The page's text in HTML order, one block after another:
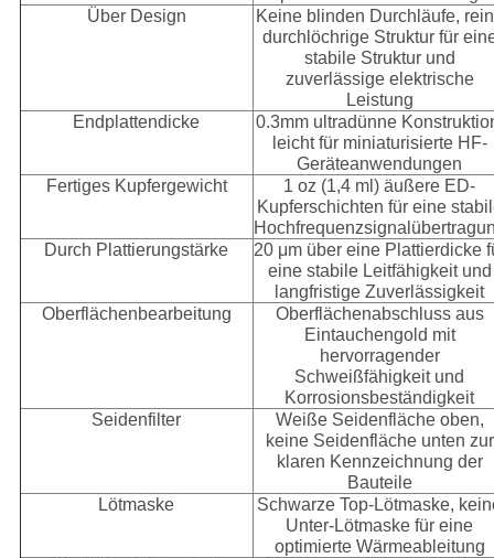
Über Design
Keine blinden Durchläufe,
durchlöchrige Struktur für
stabile Struktur und
zuverlässige elektrische
Leistung
Endplattendicke
0.3mm ultradünne
leicht für miniaturisierte HF-
Geräteanwendungen
Fertiges Kupfergewicht
1 oz (1,4 ml) äußere ED-
Kupferschichten für eine
Durch Plattierungstärke
20 μm über eine Plattierdicke
eine stabile Leitfähigkeit und
langfristige Zuverlässigkeit
Oberflächenbearbeitung
Oberflächenabschluss aus
Eintauchengold mit
hervorragender
Schweißfähigkeit und
Korrosionsbeständigkeit
Seidenfilter
Weiße Seidenfläche oben,
keine Seidenfläche unten zur
klaren Kennzeichnung der
Bauteile
Lötmaske
Schwarze Top-Lötmaske,
Unter-Lötmaske für eine
optimierte Wärmeableitung